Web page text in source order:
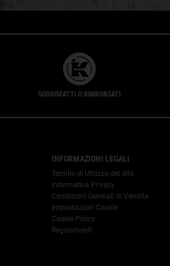
SODDISFATTI O RIMBORSATI
INFORMAZIONI LEGALI
Termini di Utilizzo del sito
Informativa Privacy
Condizioni Generali di Vendita
Impostazioni Cookie
Cookie Policy
Regolamenti